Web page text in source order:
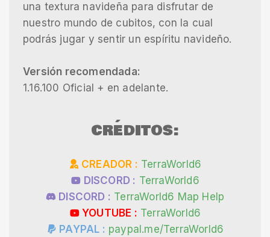
una textura navideña para disfrutar de
nuestro mundo de cubitos, con la cual
podrás jugar y sentir un espíritu navideño.
Versión recomendada:
1.16.100 Oficial + en adelante.
CRÉDITOS:
CREADOR : TerraWorld6
DISCORD : TerraWorld6
DISCORD : TerraWorld6 Map Help
YOUTUBE : TerraWorld6
PAYPAL : paypal.me/TerraWorld6